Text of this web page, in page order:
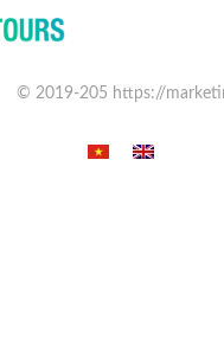
© 2019-205 https://